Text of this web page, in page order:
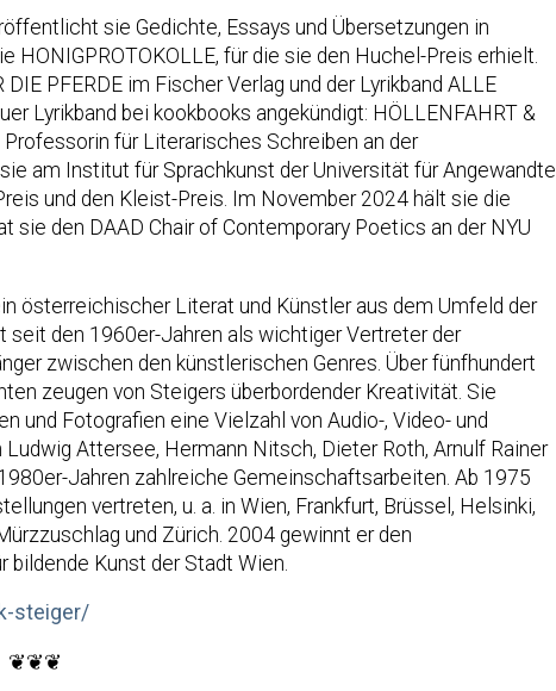
sie Gedichte, Essays und Übersetzungen in
HONIGPROTOKOLLE, für die sie den Huchel-Preis erhielt.
PFERDE im Fischer Verlag und der Lyrikband ALLE
Lyrikband bei kookbooks angekündigt: HÖLLENFAHRT &
für Literarisches Schreiben an der
am Institut für Sprachkunst der Universität für Angewandte
und den Kleist-Preis. Im November 2024 hält sie die
sie den DAAD Chair of Contemporary Poetics an der NYU
österreichischer Literat und Künstler aus dem Umfeld der
seit den 1960er-Jahren als wichtiger Vertreter der
zwischen den künstlerischen Genres. Über fünfhundert
zeugen von Steigers überbordender Kreativität. Sie
und Fotografien eine Vielzahl von Audio-, Video- und
Attersee, Hermann Nitsch, Dieter Roth, Arnulf Rainer
Jahren zahlreiche Gemeinschaftsarbeiten. Ab 1975
vertreten, u. a. in Wien, Frankfurt, Brüssel, Helsinki,
und Zürich. 2004 gewinnt er den
Kunst der Stadt Wien.
steiger/
❦❦❦